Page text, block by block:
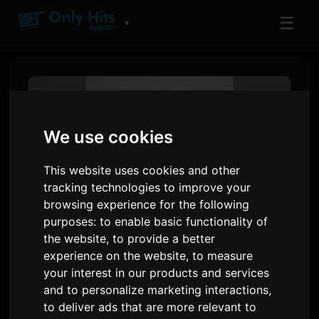
We use cookies
This website uses cookies and other
tracking technologies to improve your
browsing experience for the following
purposes:to enable basic functionality of
the website,to provide a better
experience on the website,to measure
your interest in our products and services
and to personalize marketing interactions,
to deliver ads that are more relevant to
▼ ☰
PES fan RIP SLYME út nije EP
'PES Part III'
TrochSam 7 July 2026
Oersette fan it Ingelsk